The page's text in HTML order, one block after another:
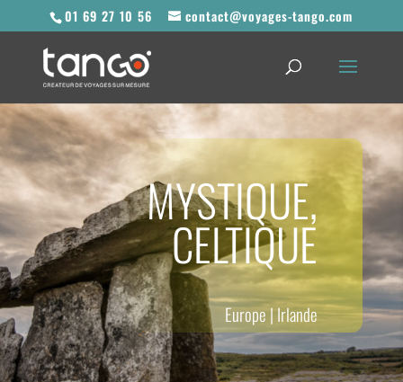
01 69 27 10 56 contact@voyages-tango.com
MYSTIQUE,
CELTIQUE
Europe | Irlande